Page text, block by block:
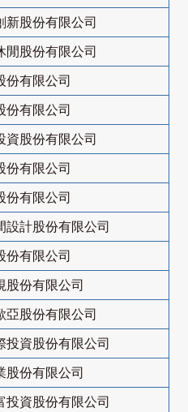
新股份有限公司
閒股份有限公司
份有限公司
份有限公司
資股份有限公司
份有限公司
份有限公司
設計股份有限公司
份有限公司
股份有限公司
亞股份有限公司
投資股份有限公司
股份有限公司
投資股份有限公司